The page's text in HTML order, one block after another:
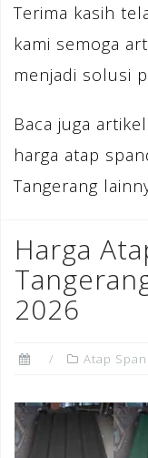
Terima kasih
kami semoga
menjadi solusi
Baca juga
harga atap
Tangerang
Harga
2026
Atap